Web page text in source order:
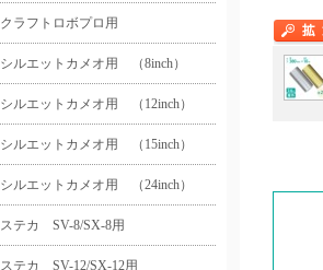
クラフトロボプロ用
シルエットカメオ用 （8inch）
シルエットカメオ用 （12inch）
シルエットカメオ用 （15inch）
シルエットカメオ用 （24inch）
ステカ SV-8/SX-8用
ステカ SV-12/SX-12用